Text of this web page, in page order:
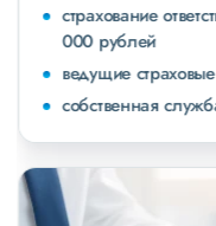
страхование
000 рублей
ведущие
собственная